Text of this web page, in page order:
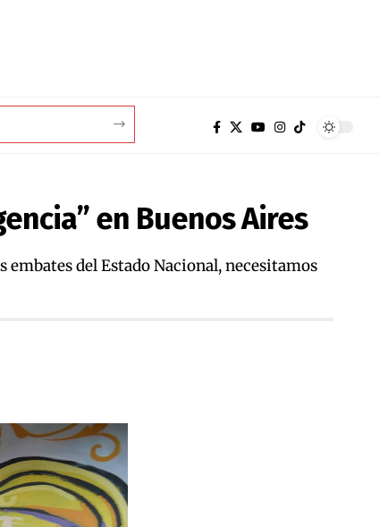
en Buenos Aires
del Estado Nacional, necesitamos